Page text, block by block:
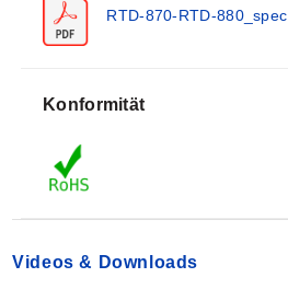
RTD-870-RTD-880_spec
Konformität
Videos & Downloads